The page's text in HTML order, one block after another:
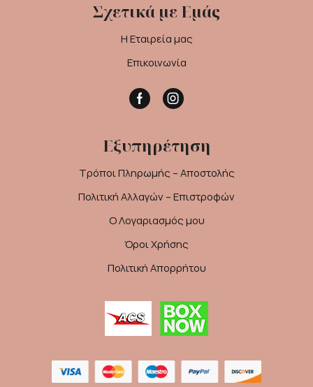
Σχετικά με Εμάς
Η Εταιρεία μας
Επικοινωνία
FacebookInstagram
Εξυπηρέτηση
Τρόποι Πληρωμής – Αποστολής
Πολιτική Αλλαγών – Επιστροφών
Ο Λογαριασμός μου
Όροι Χρήσης
Πολιτική Απορρήτου